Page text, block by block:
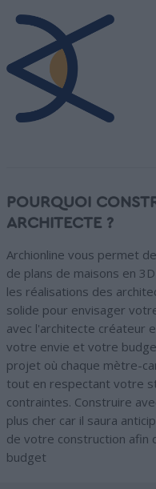
POURQUOI
ARCHITECTE ?
Archionline vous permet
de plans de maisons en
les réalisations des
solide pour envisager
avec l'architecte créateur
votre envie et votre
projet où chaque mètre-
tout en respectant votre
contraintes. Construire
plus cher car il saura
de votre construction afin
budget